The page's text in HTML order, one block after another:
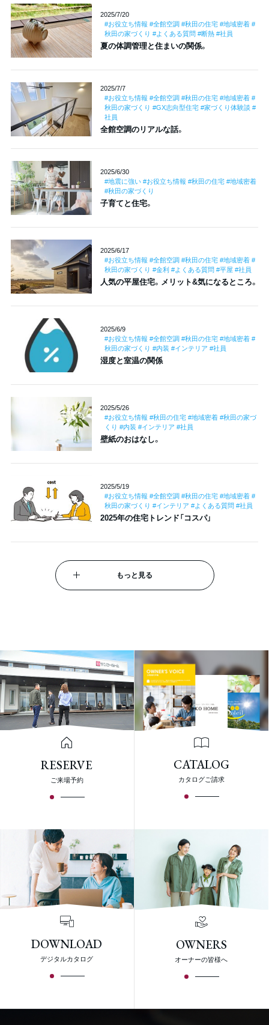
2025/7/20
#お役立ち情報 #全館空調 #秋田の住宅 #地域密着 #
秋田の家づくり #よくある質問 #断熱 #社員
夏の体調管理と住まいの関係。
2025/7/7
#お役立ち情報 #全館空調 #秋田の住宅 #地域密着 #
秋田の家づくり #GX志向型住宅 #家づくり体験談 #
社員
全館空調のリアルな話。
2025/6/30
#地震に強い #お役立ち情報 #秋田の住宅 #地域密着
#秋田の家づくり
子育てと住宅。
2025/6/17
#お役立ち情報 #全館空調 #秋田の住宅 #地域密着 #
秋田の家づくり #金利 #よくある質問 #平屋 #社員
人気の平屋住宅。メリット&気になるところ。
2025/6/9
#お役立ち情報 #全館空調 #秋田の住宅 #地域密着 #
秋田の家づくり #内装 #インテリア #社員
湿度と室温の関係
2025/5/26
#お役立ち情報 #秋田の住宅 #地域密着 #秋田の家づ
くり #内装 #インテリア #社員
壁紙のおはなし。
2025/5/19
#お役立ち情報 #全館空調 #秋田の住宅 #地域密着 #
秋田の家づくり #インテリア #よくある質問 #社員
2025年の住宅トレンド「コスパ」
もっと見る
RESERVE
ご来場予約
CATALOG
カタログご請求
DOWNLOAD
デジタルカタログ
OWNERS
オーナーの皆様へ